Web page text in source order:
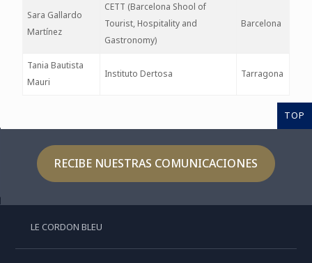
Sara Gallardo
Martínez
CETT (Barcelona Shool of
Tourist, Hospitality and
Gastronomy)
Barcelona
Tania Bautista
Mauri
Instituto Dertosa Tarragona
TOP
RECIBE NUESTRAS COMUNICACIONES
LE CORDON BLEU